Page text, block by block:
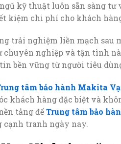
kỹ thuật luôn sẵn sàng
kiệm chi phí cho khách
trải nghiệm liền mạch sau
chuyên nghiệp và tận tình
bền vững từ người tiêu
tâm bảo hành Makita
khách hàng đặc biệt và
tảng đểTrung tâm bảo
tranh ngày nay.